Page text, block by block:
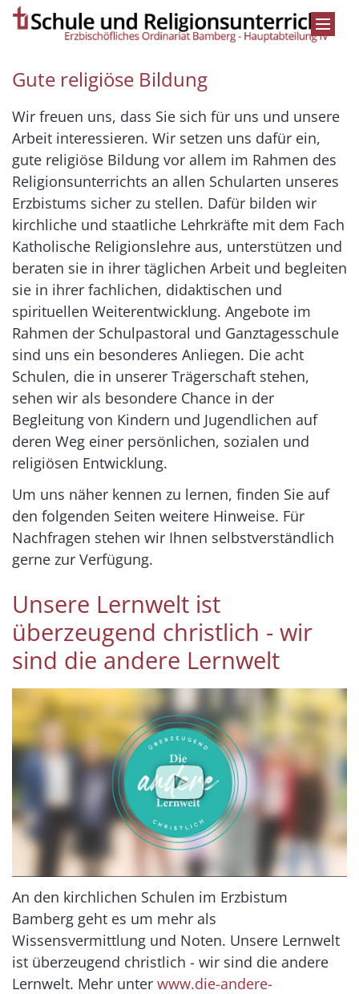
Zum Inhalt springen
Gute religiöse Bildung
Wir freuen uns, dass Sie sich für uns und unsere
Arbeit interessieren. Wir setzen uns dafür ein,
gute religiöse Bildung vor allem im Rahmen des
Religionsunterrichts an allen Schularten unseres
Erzbistums sicher zu stellen. Dafür bilden wir
kirchliche und staatliche Lehrkräfte mit dem Fach
Katholische Religionslehre aus, unterstützen und
beraten sie in ihrer täglichen Arbeit und begleiten
sie in ihrer fachlichen, didaktischen und
spirituellen Weiterentwicklung. Angebote im
Rahmen der Schulpastoral und Ganztagesschule
sind uns ein besonderes Anliegen. Die acht
Schulen, die in unserer Trägerschaft stehen,
sehen wir als besondere Chance in der
Begleitung von Kindern und Jugendlichen auf
deren Weg einer persönlichen, sozialen und
religiösen Entwicklung.
Um uns näher kennen zu lernen, finden Sie auf
den folgenden Seiten weitere Hinweise. Für
Nachfragen stehen wir Ihnen selbstverständlich
gerne zur Verfügung.
Unsere Lernwelt ist
überzeugend christlich - wir
sind die andere Lernwelt
An den kirchlichen Schulen im Erzbistum
Bamberg geht es um mehr als
Wissensvermittlung und Noten. Unsere Lernwelt
ist überzeugend christlich - wir sind die andere
Lernwelt. Mehr unter www.die-andere-